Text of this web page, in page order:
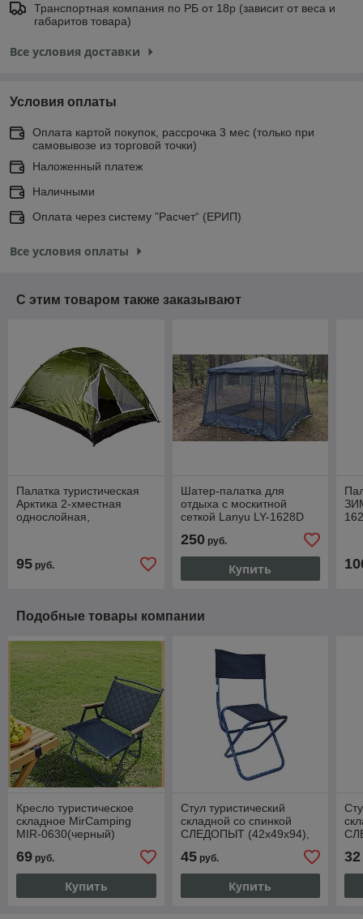
Транспортная компания по РБ от 18р (зависит от веса и
габаритов товара)
Все условия доставки
Условия оплаты
Оплата картой покупок, рассрочка 3 мес (только при
самовывозе из торговой точки)
Наложенный платеж
Наличными
Оплата через систему ”Расчет“ (ЕРИП)
Все условия оплаты
С этим товаром также заказывают
Палатка туристическая
Арктика 2-хместная
однослойная,
95 руб.
Шатер-палатка для
отдыха с москитной
сеткой Lanyu LY-1628D
250руб.
Купить
Подобные товары компании
Кресло туристическое
складное MirCamping
MIR-0630(черный)
69 руб.
Купить
Стул туристический
складной со спинкой
СЛЕДОПЫТ (42х49х94),
S05
45руб.
Купить
32